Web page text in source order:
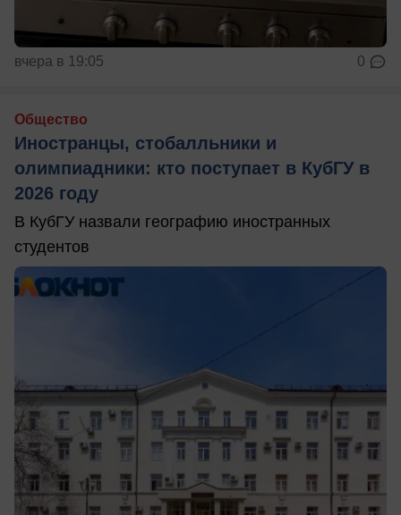
вчера в 19:05 0
Общество
Иностранцы, стобалльники и
олимпиадники: кто поступает в КубГУ в
2026 году
В КубГУ назвали географию иностранных
студентов